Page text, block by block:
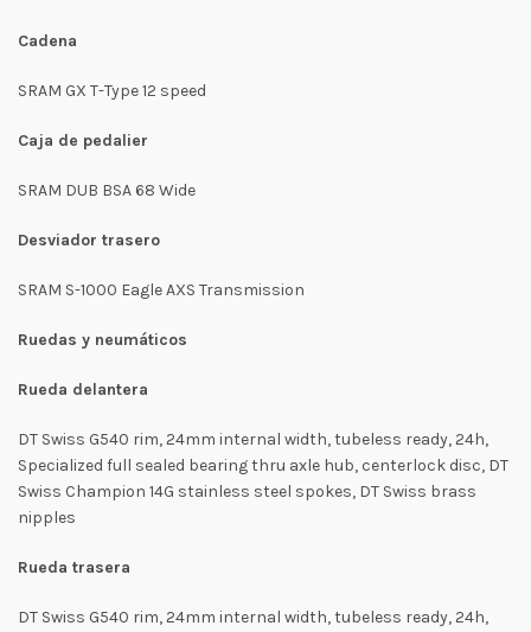
Cadena
SRAM GX T-Type 12 speed
Caja de pedalier
SRAM DUB BSA 68 Wide
Desviador trasero
SRAM S-1000 Eagle AXS Transmission
Ruedas y neumáticos
Rueda delantera
DT Swiss G540 rim, 24mm internal width, tubeless ready, 24h,
Specialized full sealed bearing thru axle hub, centerlock disc, DT
Swiss Champion 14G stainless steel spokes, DT Swiss brass
nipples
Rueda trasera
DT Swiss G540 rim, 24mm internal width, tubeless ready, 24h,